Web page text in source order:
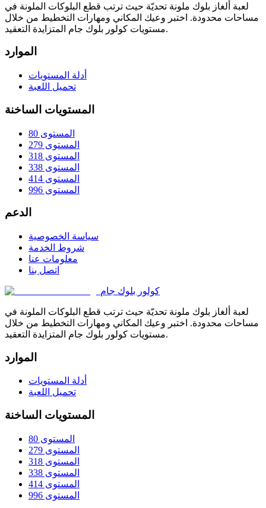
لعبة ألغاز بلوك ملونة تحديّة حيث ترتب قطع البلوكات الملونة في
مساحات محدودة. اختبر وعيك المكاني ومهارات التخطيط من خلال
مستويات كولور بلوك جام المتزايدة التعقيد.
الموارد
أدلة المستويات
تحميل اللعبة
المستويات الساخنة
المستوى 80
المستوى 279
المستوى 318
المستوى 338
المستوى 414
المستوى 996
الدعم
سياسة الخصوصية
شروط الخدمة
معلومات عنا
اتصل بنا
كولور بلوك جام
لعبة ألغاز بلوك ملونة تحديّة حيث ترتب قطع البلوكات الملونة في
مساحات محدودة. اختبر وعيك المكاني ومهارات التخطيط من خلال
مستويات كولور بلوك جام المتزايدة التعقيد.
الموارد
أدلة المستويات
تحميل اللعبة
المستويات الساخنة
المستوى 80
المستوى 279
المستوى 318
المستوى 338
المستوى 414
المستوى 996